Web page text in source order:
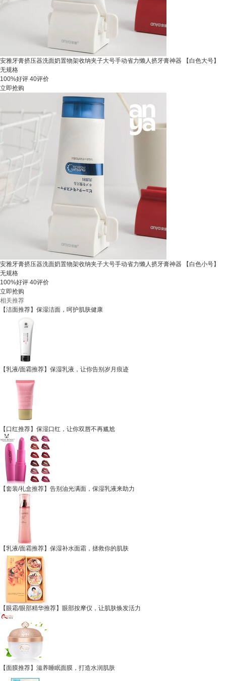
安雅牙膏挤压器洗面奶置物架收纳夹子大号手动省力懒人挤牙膏神器 【白色大号】
无规格
100%好评 40评价
立即抢购
安雅牙膏挤压器洗面奶置物架收纳夹子大号手动省力懒人挤牙膏神器 【白色小号】
无规格
100%好评 40评价
立即抢购
相关推荐
【洁面推荐】保湿洁面，呵护肌肤健康
【乳液/面霜推荐】保湿乳液，让你告别岁月痕迹
【口红推荐】保湿口红，让你双唇不再尴尬
【套装/礼盒推荐】告别油光满面，保湿乳液来助力
【乳液/面霜推荐】保湿补水面霜，拯救你的肌肤
【眼霜/眼部精华推荐】眼部按摩仪，让肌肤焕发活力
【面膜推荐】滋养睡眠面膜，打造水润肌肤